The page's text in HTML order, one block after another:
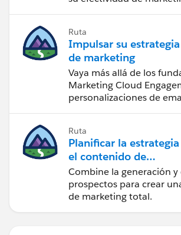
Ruta
Impulsar su estrategia
de marketing
Vaya más allá de los
Marketing Cloud
personalizaciones de
Ruta
Planificar la
el contenido de
marketing con
Marketing Cloud
Account Engagement
Combine la generación
prospectos para crear
de marketing total.